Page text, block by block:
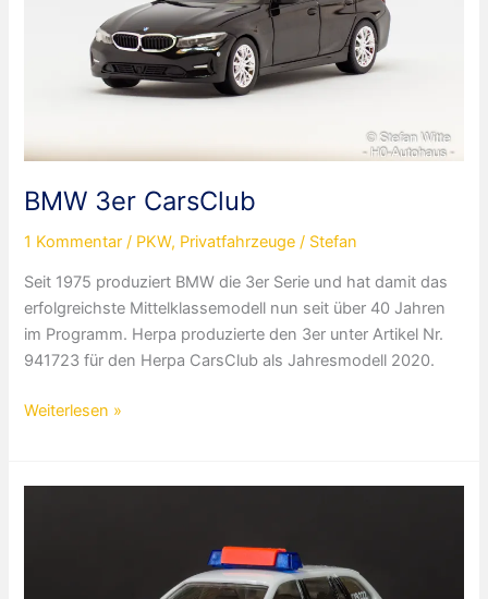
BMW 3er CarsClub
1 Kommentar / PKW, Privatfahrzeuge / Stefan
Seit 1975 produziert BMW die 3er Serie und hat damit das
erfolgreichste Mittelklassemodell nun seit über 40 Jahren
im Programm. Herpa produzierte den 3er unter Artikel Nr.
941723 für den Herpa CarsClub als Jahresmodell 2020.
BMW
Weiterlesen »